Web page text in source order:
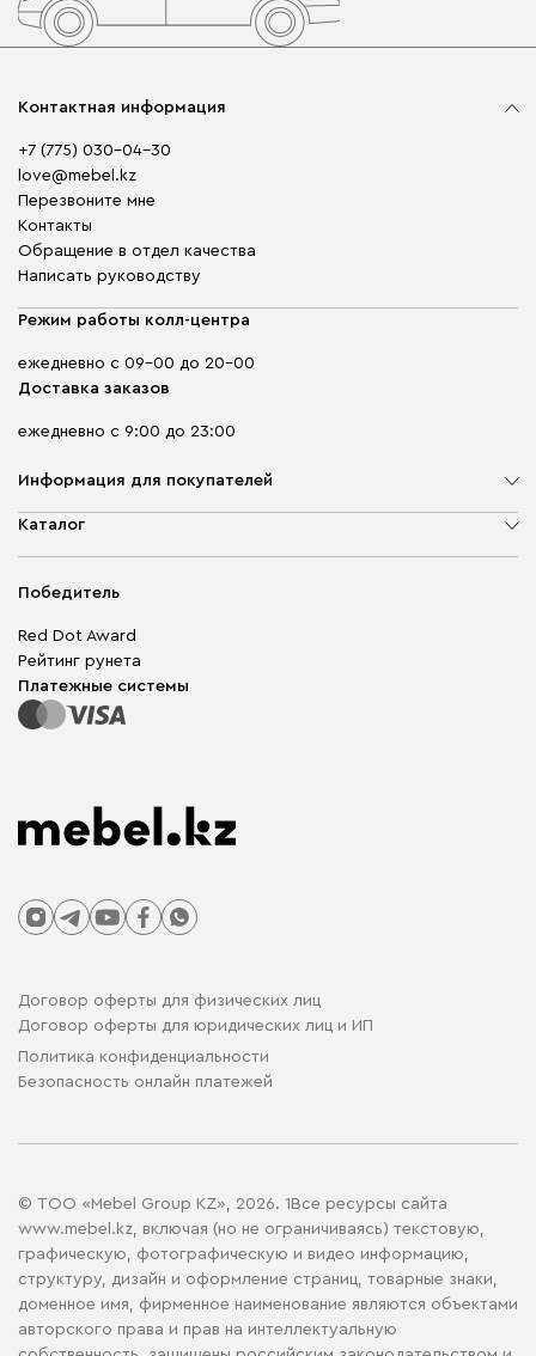
Контактная информация
+7 (775) 030-04-30
love@mebel.kz
Перезвоните мне
Контакты
Обращение в отдел качества
Написать руководству
Режим работы колл-центра
ежедневно с 09-00 до 20-00
Доставка заказов
ежедневно с 9:00 до 23:00
Информация для покупателей
О компании
Гарантия
Для бизнеса
Карта сайта
Каталог
Корпусная мебель
Модульная мебель
Столы и стулья
Победитель
Red Dot Award
Рейтинг рунета
Платежные системы
Договор оферты для физических лиц
Договор оферты для юридических лиц и ИП
Политика конфиденциальности
Безопасность онлайн платежей
© ТОО «Mebel Group KZ», 2026. 1Все ресурсы сайта
www.mebel.kz, включая (но не ограничиваясь) текстовую,
графическую, фотографическую и видео информацию,
структуру, дизайн и оформление страниц, товарные знаки,
доменное имя, фирменное наименование являются объектами
авторского права и прав на интеллектуальную